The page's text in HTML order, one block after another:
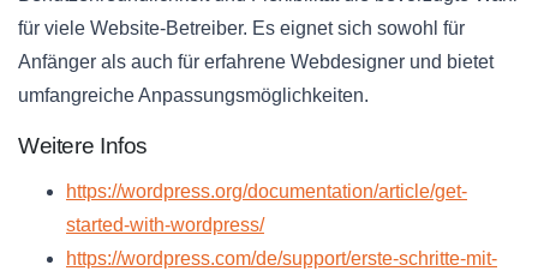
für viele Website-Betreiber. Es eignet sich sowohl für
Anfänger als auch für erfahrene Webdesigner und bietet
umfangreiche Anpassungsmöglichkeiten.
Weitere Infos
https://wordpress.org/documentation/article/get-
started-with-wordpress/
https://wordpress.com/de/support/erste-schritte-mit-